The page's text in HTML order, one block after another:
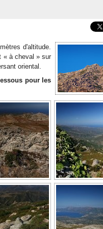
d'altitude.
« à cheval » sur
oriental.
pour les